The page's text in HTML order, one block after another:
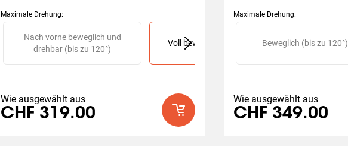
Maximale Drehung:
Slide 1 of 2
Nach vorne beweglich und
drehbar (bis zu 120°)
Voll beweglich (bis zu 180°)
Wie ausgewählt aus
CHF 319.00
Maximale Drehung:
Beweglich (bis zu 120°)
Wie ausgewählt aus
CHF 349.00